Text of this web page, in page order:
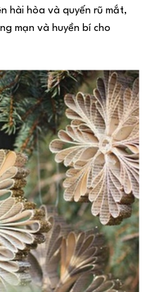
hài hòa và quyến rũ mắt,
mạn và huyền bí cho